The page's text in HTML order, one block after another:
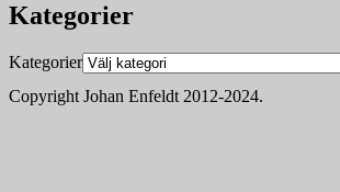
Kategorier
Kategorier
Copyright Johan Enfeldt 2012-2024.